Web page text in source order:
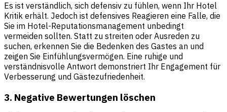
Es ist verständlich, sich defensiv zu fühlen, wenn Ihr Hotel
Kritik erhält. Jedoch ist defensives Reagieren eine Falle, die
Sie im Hotel-Reputationsmanagement unbedingt
vermeiden sollten. Statt zu streiten oder Ausreden zu
suchen, erkennen Sie die Bedenken des Gastes an und
zeigen Sie Einfühlungsvermögen. Eine ruhige und
verständnisvolle Antwort demonstriert Ihr Engagement für
Verbesserung und Gästezufriedenheit.
3. Negative Bewertungen löschen